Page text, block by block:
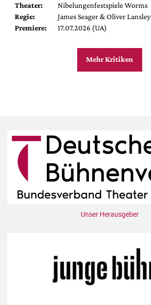
Theater:
Nibelungenfestspiele Worms
Regie:
James Seager & Oliver Lansley
Premiere:
17.07.2026 (UA)
Mehr Kritiken
Unser Herausgeber